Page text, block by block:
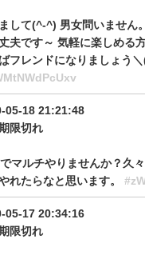
して(^-^) 男女問いません
夫です～ 気軽に楽しめる
フレンドになりましょう
05-18 21:21:48
限切れ
マルチやりませんか？久
れたらなと思います。
05-17 20:34:16
限切れ